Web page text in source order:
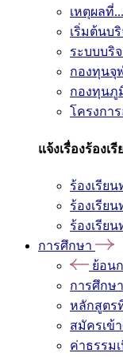
เหตุผลที่
เริ่มต้นบ
ระบบบริ
กองทุนจุ
กองทุนภู
โครงกา
แจ้งเรื่องร้องเ
ร้องเรีย
ร้องเรีย
ร้องเรีย
การศึกษา
ย้อน
การศึกษา
หลักสูตร
สมัครเข้
ค่าธรรม